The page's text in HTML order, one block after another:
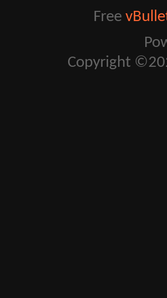
Free
Copyright